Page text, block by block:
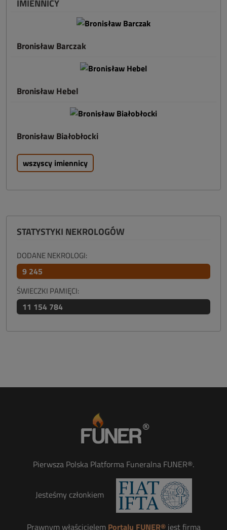
IMIENNICY
Bronisław Barczak
Bronisław Hebel
Bronisław Białobłocki
wszyscy imiennicy
STATYSTYKI NEKROLOGÓW
DODANE NEKROLOGI:
9 245
ŚWIECZKI PAMIĘCI:
11 154 784
Pierwsza Polska Platforma Funeralna FUNER®.
Jesteśmy członkiem
Prawnym właścicielem Portalu FUNER®jest firma